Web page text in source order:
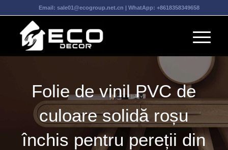
Email: sale01@ecogroup.net.cn | WhatApp: +8618358349658
Folie de vinil PVC de
culoare solidă roșu
închis pentru pereții din